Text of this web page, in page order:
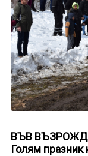
ВЪВ
Голям празник